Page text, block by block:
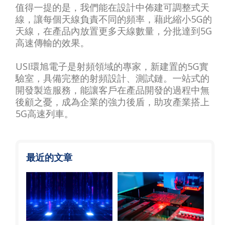
值得一提的是，我們能在設計中佈建可調整式天
線，讓每個天線負責不同的頻率，藉此縮小5G的
天線，在產品內放置更多天線數量，分批達到5G
高速傳輸的效果。
USI環旭電子是射頻領域的專家，新建置的5G實
驗室，具備完整的射頻設計、測試鏈。一站式的
開發製造服務，能讓客戶在產品開發的過程中無
後顧之憂，成為企業的強力後盾，助攻產業搭上
5G高速列車。
最近的文章